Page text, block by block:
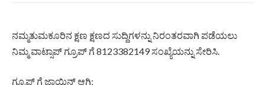
ನಮ್ಮತುಮಕೂರಿನ ಕ್ಷಣ ಕ್ಷಣದ ಸುದ್ದಿಗಳನ್ನು ನಿರಂತರವಾಗಿ ಪಡೆಯಲು
ನಿಮ್ಮ ವಾಟ್ಸಾಪ್ ಗ್ರೂಪ್ ಗೆ 8123382149 ಸಂಖ್ಯೆಯನ್ನು ಸೇರಿಸಿ.
ಗ್ರೂಪ್ ಗೆ ಜಾಯಿನ್ ಆಗಿ: